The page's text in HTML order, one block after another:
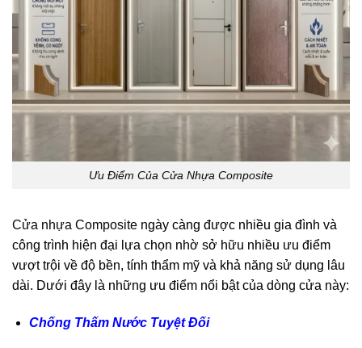
Ưu Điểm Của Cửa Nhựa Composite
Cửa nhựa Composite ngày càng được nhiều gia đình và
công trình hiện đại lựa chọn nhờ sở hữu nhiều ưu điểm
vượt trội về độ bền, tính thẩm mỹ và khả năng sử dụng lâu
dài. Dưới đây là những ưu điểm nổi bật của dòng cửa này:
Chống Thấm Nước Tuyệt Đối